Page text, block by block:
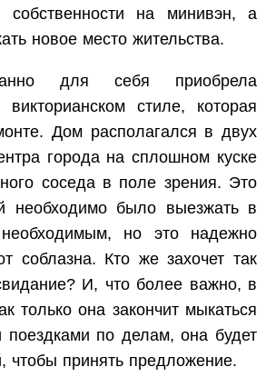
собственности на минивэн, а
новое место жительства.
для себя приобрела
стиле, которая
Дом располагался в двух
города на сплошном куске
соседа в поле зрения. Это
необходимо было выезжать в
но это надежно
соблазна. Кто же захочет так
И, что более важно, в
только она закончит мыкаться
поездками по делам, она будет
чтобы принять предложение.